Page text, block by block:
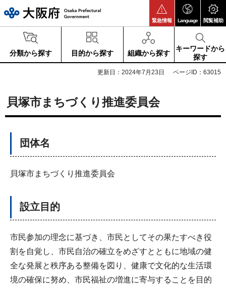
緊急情報 Language 閲覧補助
分類から探す 目的から探す 組織から探す
キーワードから
探す
更新日：2024年7月23日 ページID：63015
貝塚市まちづくり推進委員会
団体名
貝塚市まちづくり推進委員会
設立目的
市民参加の理念に基づき、市民としてその果たすべき役
割を自覚し、市民自治の確立をめざすとともに地域の健
全な発展と秩序ある整備を図り、健康で文化的な生活環
境の確保に努め、市民福祉の増進に寄与することを目的